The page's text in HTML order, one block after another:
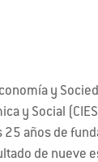
y
y Social
25 años de
de nueve